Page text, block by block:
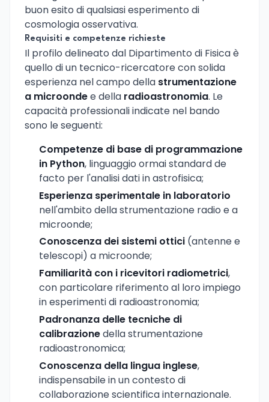
buon esito di qualsiasi esperimento di
cosmologia osservativa.
Requisiti e competenze richieste
Il profilo delineato dal Dipartimento di Fisica è
quello di un tecnico-ricercatore con solida
esperienza nel campo della strumentazione
a microondee della radioastronomia. Le
capacità professionali indicate nel bando
sono le seguenti:
Competenze di base di programmazione
in Python, linguaggio ormai standard de
facto per l'analisi dati in astrofisica;
Esperienza sperimentale in laboratorio
nell'ambito della strumentazione radio e a
microonde;
Conoscenza dei sistemi ottici (antenne e
telescopi) a microonde;
Familiarità con i ricevitori radiometrici,
con particolare riferimento al loro impiego
in esperimenti di radioastronomia;
Padronanza delle tecniche di
calibrazionedella strumentazione
radioastronomica;
Conoscenza della lingua inglese,
indispensabile in un contesto di
collaborazione scientifica internazionale.